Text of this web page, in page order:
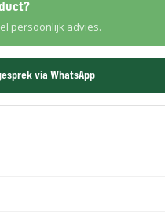
persoonlijk advies.
via WhatsApp